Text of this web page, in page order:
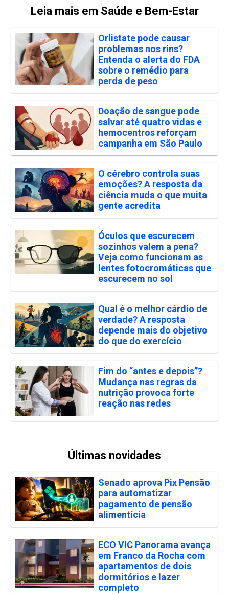
Leia mais em Saúde e Bem-Estar
Orlistate pode causar
problemas nos rins?
Entenda o alerta do FDA
sobre o remédio para
perda de peso
Doação de sangue pode
salvar até quatro vidas e
hemocentros reforçam
campanha em São Paulo
O cérebro controla suas
emoções? A resposta da
ciência muda o que muita
gente acredita
Óculos que escurecem
sozinhos valem a pena?
Veja como funcionam as
lentes fotocromáticas que
escurecem no sol
Qual é o melhor cárdio de
verdade? A resposta
depende mais do objetivo
do que do exercício
Fim do “antes e depois”?
Mudança nas regras da
nutrição provoca forte
reação nas redes
Últimas novidades
Senado aprova Pix Pensão
para automatizar
pagamento de pensão
alimentícia
ECO VIC Panorama avança
em Franco da Rocha com
apartamentos de dois
dormitórios e lazer
completo